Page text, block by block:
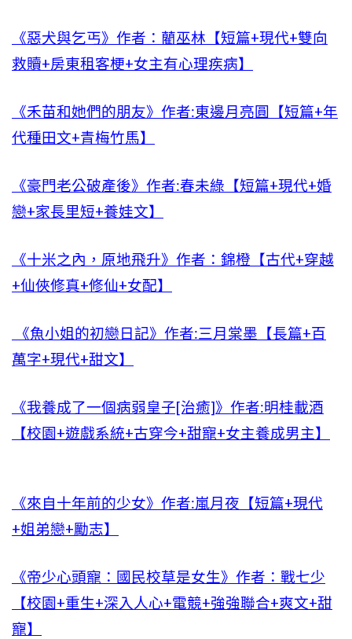
《惡犬與乞丐》作者：藺巫林【短篇+現代+雙向
救贖+房東租客梗+女主有心理疾病】
《禾苗和她們的朋友》作者:東邊月亮圓【短篇+年
代種田文+青梅竹馬】
《豪門老公破產後》作者:春未綠【短篇+現代+婚
戀+家長里短+養娃文】
《十米之內，原地飛升》作者：錦橙【古代+穿越
+仙俠修真+修仙+女配】
《魚小姐的初戀日記》作者:三月棠墨【長篇+百
萬字+現代+甜文】
《我養成了一個病弱皇子[治癒]》作者:明桂載酒
【校園+遊戲系統+古穿今+甜寵+女主養成男主】
《來自十年前的少女》作者:嵐月夜【短篇+現代
+姐弟戀+勵志】
《帝少心頭寵：國民校草是女生》作者：戰七少
【校園+重生+深入人心+電競+強強聯合+爽文+甜
寵】